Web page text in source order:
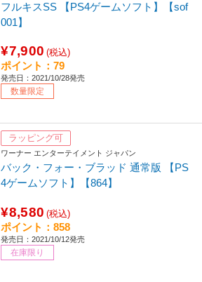
フルキスSS 【PS4ゲームソフト】【sof
001】
¥7,900 (税込)
ポイント：79
発売日：2021/10/28発売
数量限定
ラッピング可
ワーナー エンターテイメント ジャパン
バック・フォー・ブラッド 通常版 【PS
4ゲームソフト】【864】
¥8,580 (税込)
ポイント：858
発売日：2021/10/12発売
在庫限り